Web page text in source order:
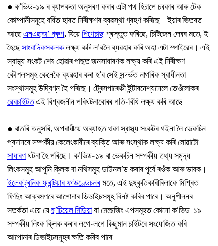
● ক’ভিড-১৯ ৰ ব্যাপকতা অনুসৰণ কৰাৰ এটা পথ হিচাপে চৰকাৰ আৰু টেক
কোম্পানীসমূহে বৰ্ধিত হাৰত নিৰীক্ষণৰ ব্যৱস্থা গ্ৰহণ কৰিছে। ইয়াৰ ভিতৰত
আছেএনএছঅ’ গ্ৰুপ, যিয়েপিগেচাছপ্ৰস্তুত কৰিছে, চিটিজেন লেবৰ মতে, ই
হৈছেসাংবাদিকসকলকলক্ষ্য কৰি ল’বলৈ ব্যৱহাৰ কৰি অহা এটা স্পাইৱেৰ। এই
স্বাস্থ্য সংকট শেষ হোৱাৰ পাছত জনসাধাৰণক লক্ষ্য কৰি এই নিৰীক্ষণ
কৌশলসমূহ কেনেকৈ ব্যৱহাৰ কৰা হ’ব সেই সন্দৰ্ভত নাগৰিক স্বাধীনতা
সংস্থাসমূহ উদ্বিগ্ন হৈ পৰিছে। ট্ৰেন্সপাৰেঞ্চী ইন্টাৰনেশ্যনেলে তেওঁলোকৰ
ৱেবচাইটতএই বিশ্বজনীন পৰিঘটনাবোৰৰ গতি-বিধি লক্ষ্য কৰি আছে
● বাতৰি অনুসৰি, অপৰাধীয়ে অব্যাহত থকা স্বাস্থ্য সংকটৰ গইনা লৈ ভেকচিন
প্ৰদানৰে সম্পৰ্কীয় কেলেংকাৰীৰে ব্যক্তি আৰু সংস্থাক লক্ষ্য কৰি লোৱাটো
সাধাৰণঘটনা হৈ পৰিছে। ক’ভিড-১৯ বা ভেকচিন সম্পৰ্কীয় তথ্য সমৃদ্ধ
লিংকসমূহ আপুনি ক্লিক বা নথিসমূহ ডাউনল’ড কৰাৰ পূৰ্বে ৰওঁক আৰু ভাবক।
ইলেকট্ৰনিক ফ্ৰন্টিয়াৰ ফাউণ্ডেচনৰমতে, এই দুষ্কৃতিকাৰীবিলাকে মিশ্ৰিত
ফিছিং আক্ৰমণৰে আপোনাৰ ডিভাইচসমূহ বিনষ্ট কৰিব পাৰে। অনুশীলনৰ
সতৰ্কতা এয়ে যেছ’চিয়েল মিডিয়াবা মেছেজিং এপসমূহত কোনো ক’ভিড-১৯
সম্পৰ্কীয় লিংক ক্লিক কৰাৰ লগে-লগে কিছুমান চাইটৰে সংযোজিত কৰি
আপোনাৰ ডিভাইচসমূহৰ ক্ষতি কৰিব পাৰে